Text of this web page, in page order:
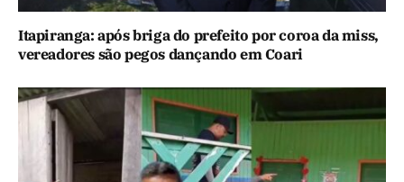
Itapiranga: após briga do prefeito por coroa da miss,
vereadores são pegos dançando em Coari